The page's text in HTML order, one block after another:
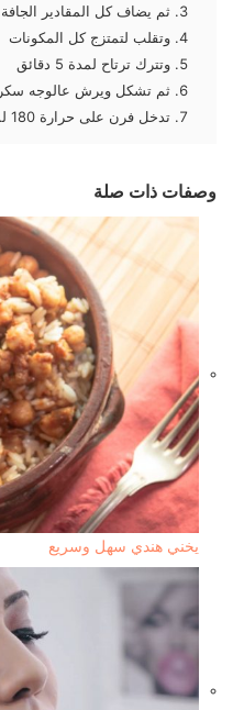
ثم يضاف كل المقادير الجافة
وتقلب لتمتزج كل المكونات
وتترك ترتاح لمدة 5 دقائق
ثم تشكل ويرش عالوجه سكر
تدخل فرن على حرارة 180 لمدة 15 دقيقة وبالف هنا وشفا
وصفات ذات صلة
يخني هندي سهل وسريع